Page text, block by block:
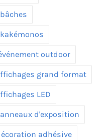
outdoor
grand format
LED
d'exposition
adhésive